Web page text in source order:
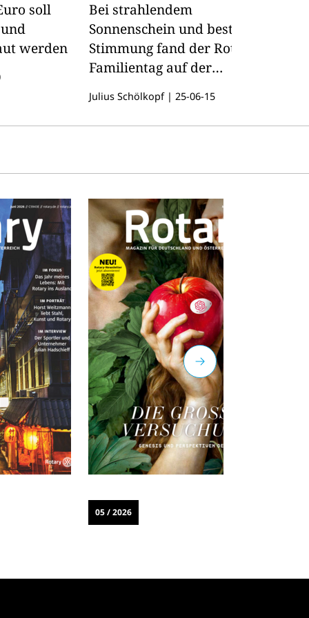
soll
werden
Bei strahlendem
Sonnenschein und bester
Stimmung fand der Rotary-
Familientag auf der
statt.
Julius Schölkopf| 25-06-15
05 / 2026